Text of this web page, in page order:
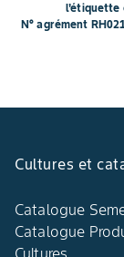
l'étiquette
N° agrément
Cultures et
Catalogue
Catalogue